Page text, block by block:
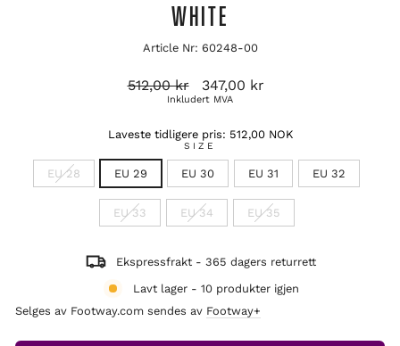
WHITE
Article Nr: 60248-00
Opprinnelig
512,00 kr Salgspris
347,00 kr
Inkludert MVA
Laveste tidligere pris: 512,00 NOK
SIZE
EU 28 EU 29 EU 30 EU 31 EU 32
EU 33 EU 34 EU 35
Ekspressfrakt - 365 dagers returrett
Lavt lager - 10 produkter igjen
Selges av Footway.com sendes av Footway+